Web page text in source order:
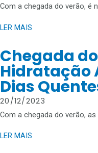
Com a chegada do verão, é
LER MAIS
Chegada
Hidratação
Dias
20/12/2023
Com a chegada do verão,
LER MAIS